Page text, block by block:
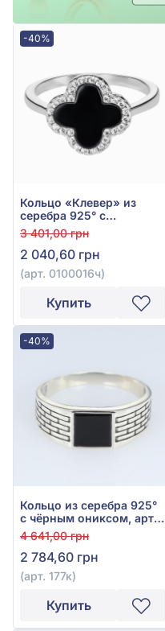
-40%
Кольцо «Клевер» из
серебра 925° с
фианитом/
куб.цирконием и чёрным
ониксом, арт. 0100016ч
3 401,00 грн
2 040,60 грн
(арт. 0100016ч)
Купить
-40%
Кольцо из серебра 925°
с чёрным ониксом, арт.
177к
4 641,00 грн
2 784,60 грн
(арт. 177к)
Купить